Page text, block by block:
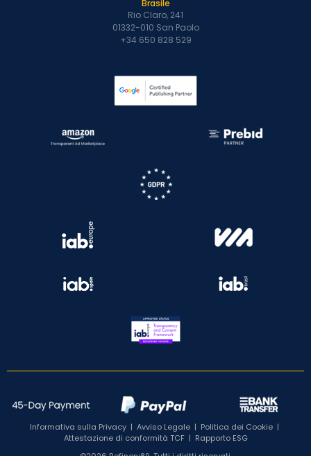
Brasile
Rio Claro, 241
01332-010 San Paolo
+34 650 828 529
Informativa sulla Privacy | Avviso Legale | Politica dei Cookie |
Attestazione di conformità TCF| Rapporto ESG